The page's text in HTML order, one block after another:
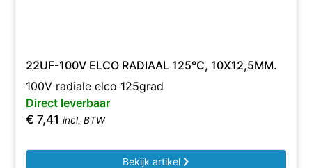
22UF-100V ELCO RADIAAL 125°C, 10X12,5MM.
100V radiale elco 125grad
Direct leverbaar
€ 7,41 incl. BTW
Bekijk artikel